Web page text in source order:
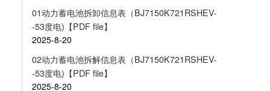
01动力蓄电池拆卸信息表（BJ7150K721RSHEV-
-53度电)【PDF file】
2025-8-20
02动力蓄电池拆解信息表（BJ7150K721RSHEV-
-53度电)【PDF file】
2025-8-20